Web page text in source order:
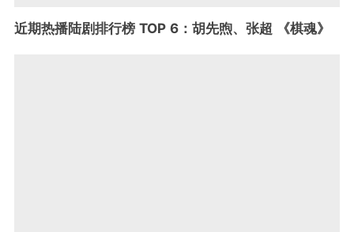
近期热播陆剧排行榜 TOP 6：胡先煦、张超 《棋魂》